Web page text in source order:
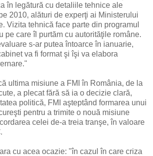
în legătură cu detaliile tehnice ale
2010, alături de experţi ai Ministerului
Vizita tehnică face parte din programul
pe care îl purtăm cu autorităţile române.
s-ar putea întoarce în ianuarie,
va fi format şi îşi va elabora
ultima misiune a FMI în România, de la
a plecat fără să ia o decizie clară,
politică, FMI aşteptând formarea unui
pentru a trimite o nouă misiune
celei de-a treia tranşe, în valoare
cu acea ocazie: "în cazul în care criza